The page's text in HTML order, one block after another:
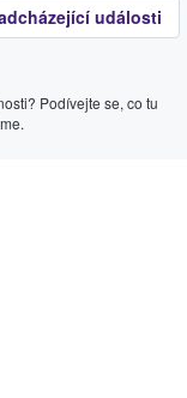
události
Podívejte se, co tu